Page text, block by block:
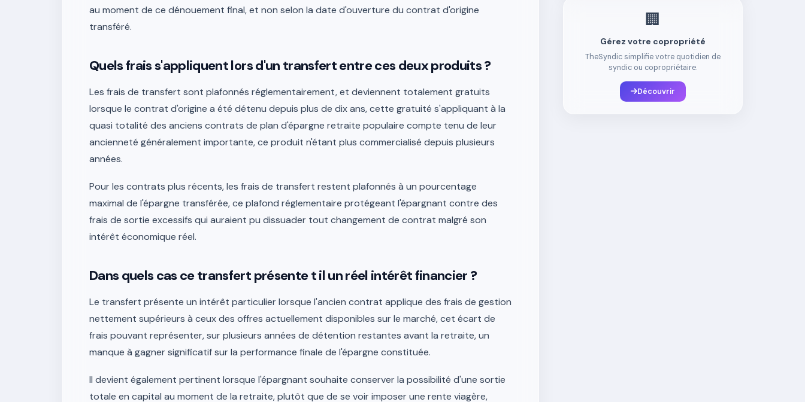
au moment de ce dénouement final, et non selon la date d'ouverture du contrat d'origine
transféré.
Quels frais s'appliquent lors d'un transfert entre ces deux produits ?
Les frais de transfert sont plafonnés réglementairement, et deviennent totalement gratuits
lorsque le contrat d'origine a été détenu depuis plus de dix ans, cette gratuité s'appliquant à la
quasi totalité des anciens contrats de plan d'épargne retraite populaire compte tenu de leur
ancienneté généralement importante, ce produit n'étant plus commercialisé depuis plusieurs
années.
Pour les contrats plus récents, les frais de transfert restent plafonnés à un pourcentage
maximal de l'épargne transférée, ce plafond réglementaire protégeant l'épargnant contre des
frais de sortie excessifs qui auraient pu dissuader tout changement de contrat malgré son
intérêt économique réel.
Dans quels cas ce transfert présente t il un réel intérêt financier ?
Le transfert présente un intérêt particulier lorsque l'ancien contrat applique des frais de gestion
nettement supérieurs à ceux des offres actuellement disponibles sur le marché, cet écart de
frais pouvant représenter, sur plusieurs années de détention restantes avant la retraite, un
manque à gagner significatif sur la performance finale de l'épargne constituée.
Il devient également pertinent lorsque l'épargnant souhaite conserver la possibilité d'une sortie
totale en capital au moment de la retraite, plutôt que de se voir imposer une rente viagère,
🏢
Gérez votre copropriété
TheSyndic simplifie votre quotidien de
syndic ou copropriétaire.
Découvrir